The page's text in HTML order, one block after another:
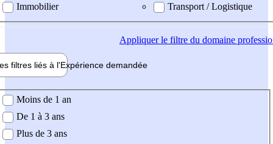
Immobilier
Transport / Logistique
Appliquerle filtre du domaine
filtres liés à l'Expérience demandée
demandée
Moins de 1 an
De 1 à 3 ans
Plus de 3 ans